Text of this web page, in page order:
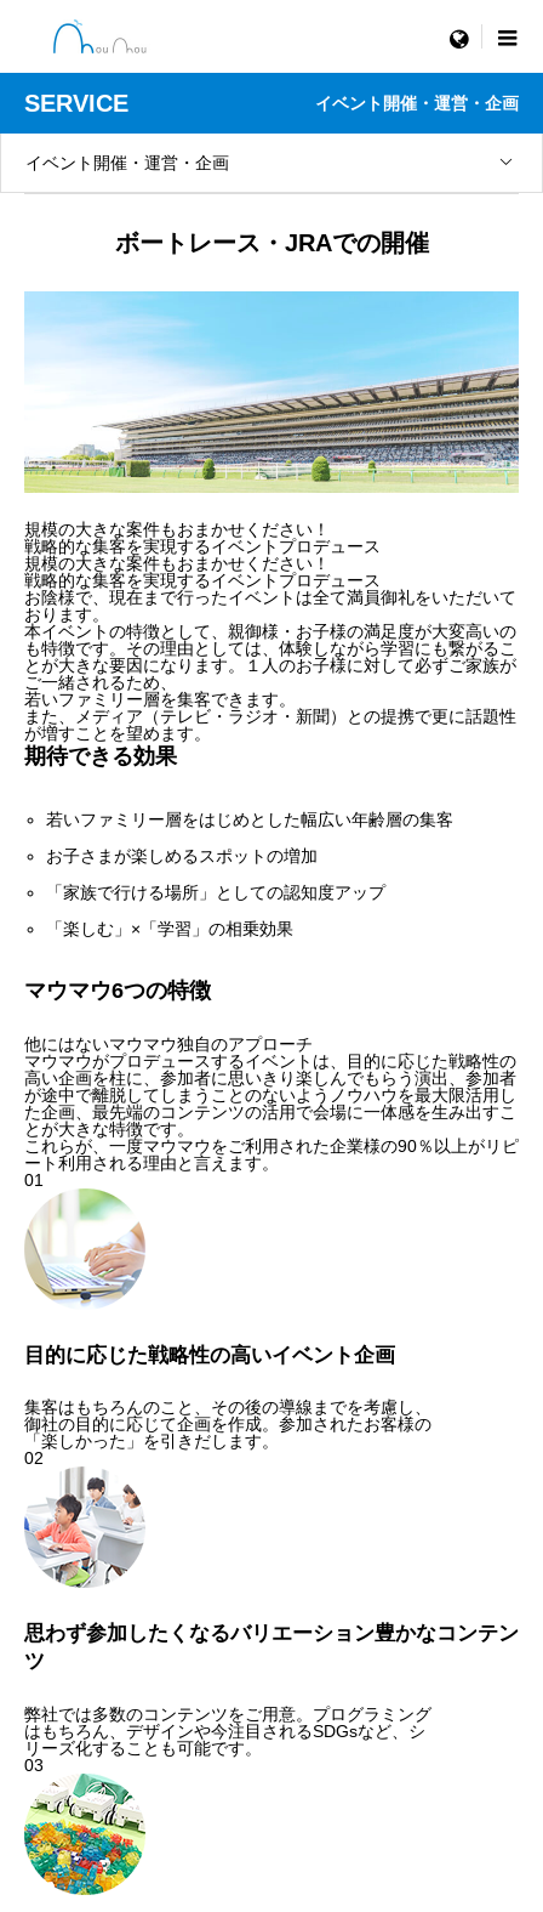
menu
SERVICE イベント開催・運営・企画
イベント開催・運営・企画
ボートレース・JRAでの開催
規模の大きな案件もおまかせください！
戦略的な集客を実現するイベントプロデュース
規模の大きな案件もおまかせください！
戦略的な集客を実現するイベントプロデュース
お陰様で、現在まで行ったイベントは全て満員御礼をいただいて
おります。
本イベントの特徴として、親御様・お子様の満足度が大変高いの
も特徴です。その理由としては、体験しながら学習にも繋がるこ
とが大きな要因になります。１人のお子様に対して必ずご家族が
ご一緒されるため、
若いファミリー層を集客できます。
また、メディア（テレビ・ラジオ・新聞）との提携で更に話題性
が増すことを望めます。
期待できる効果
若いファミリー層をはじめとした幅広い年齢層の集客
お子さまが楽しめるスポットの増加
「家族で行ける場所」としての認知度アップ
「楽しむ」×「学習」の相乗効果
マウマウ6つの特徴
他にはないマウマウ独自のアプローチ
マウマウがプロデュースするイベントは、目的に応じた戦略性の
高い企画を柱に、参加者に思いきり楽しんでもらう演出、参加者
が途中で離脱してしまうことのないようノウハウを最大限活用し
た企画、最先端のコンテンツの活用で会場に一体感を生み出すこ
とが大きな特徴です。
これらが、一度マウマウをご利用された企業様の90％以上がリピ
ート利用される理由と言えます。
01
目的に応じた戦略性の高いイベント企画
集客はもちろんのこと、その後の導線までを考慮し、
御社の目的に応じて企画を作成。参加されたお客様の
「楽しかった」を引きだします。
02
思わず参加したくなるバリエーション豊かなコンテン
ツ
弊社では多数のコンテンツをご用意。プログラミング
はもちろん、デザインや今注目されるSDGsなど、シ
リーズ化することも可能です。
03